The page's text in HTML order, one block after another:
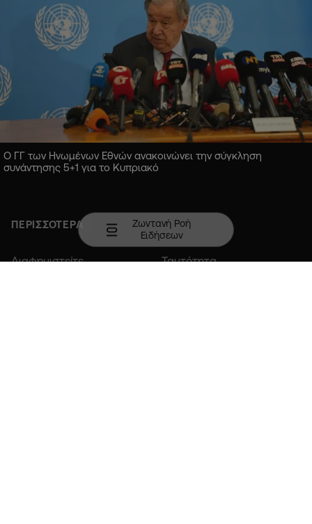
Ο ΓΓ των Ηνωμένων Εθνών ανακοινώνει την σύγκληση
συνάντησης 5+1 για το Κυπριακό
ΠΕΡΙΣΣΟΤΕΡΑ
Διαφημιστείτε Ταυτότητα
Ζωντανή Ροή
Ειδήσεων